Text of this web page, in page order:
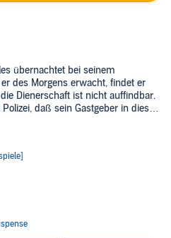
übernachtet bei seinem
des Morgens erwacht, findet er
Dienerschaft ist nicht auffindbar.
daß sein Gastgeber in dieser
Natürlich gerät Eccles in
eine ganz andere Spur...
Egmont